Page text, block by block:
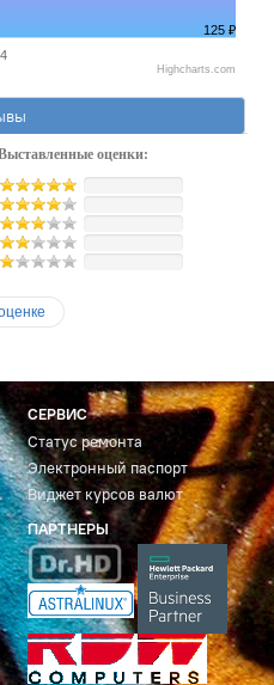
125 ₽
Highcharts.com
оценки:
СЕРВИС
Статус ремонта
Электронный паспорт
Виджет курсов валют
ПАРТНЕРЫ